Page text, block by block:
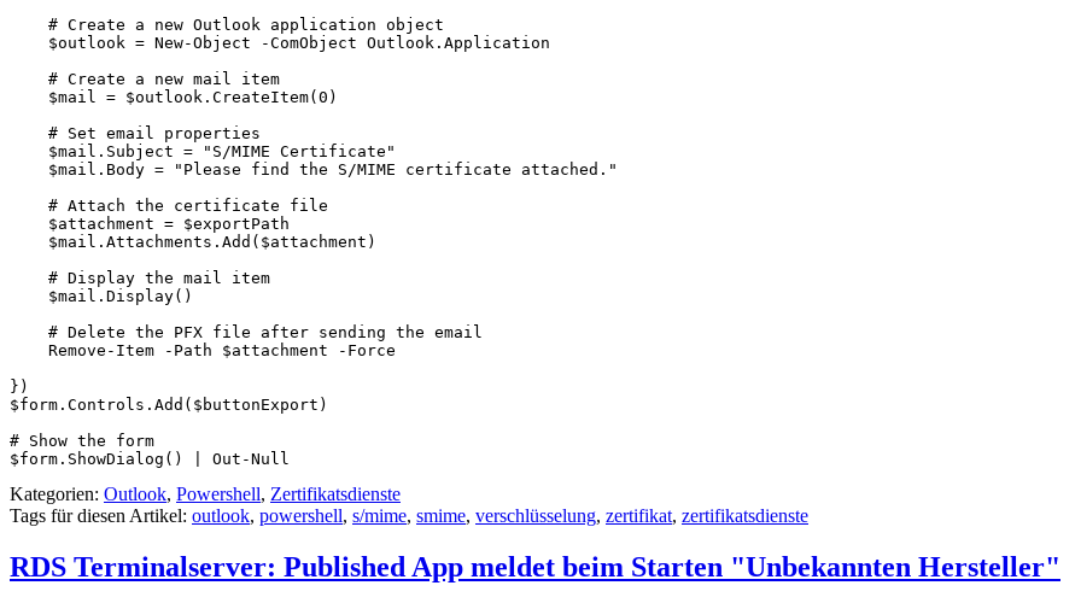
    # Create a new Outlook application object
    $outlook = New-Object -ComObject Outlook.Application
    # Create a new mail item
    $mail = $outlook.CreateItem(0)
    # Set email properties
    $mail.Subject = "S/MIME Certificate"
    $mail.Body = "Please find the S/MIME certificate attached."
    # Attach the certificate file
    $attachment = $exportPath
    $mail.Attachments.Add($attachment)
    # Display the mail item
    $mail.Display()
    # Delete the PFX file after sending the email
    Remove-Item -Path $attachment -Force
})
$form.Controls.Add($buttonExport)
# Show the form
Kategorien: Outlook, Powershell, Zertifikatsdienste
Tags für diesen Artikel: outlook, powershell, s/mime, smime, verschlüsselung, zertifikat, zertifikatsdienste
RDS Terminalserver: Published App meldet beim Starten "Unbekannten Hersteller"